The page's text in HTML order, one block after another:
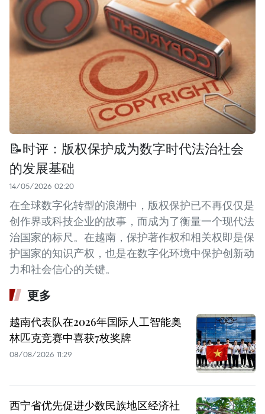
📝时评：版权保护成为数字时代法治社会
的发展基础
14/05/2026 02:20
在全球数字化转型的浪潮中，版权保护已不再仅仅是
创作界或科技企业的故事，而成为了衡量一个现代法
治国家的标尺。在越南，保护著作权和相关权即是保
护国家的知识产权，也是在数字化环境中保护创新动
力和社会信心的关键。
更多
越南代表队在2026年国际人工智能奥
林匹克竞赛中喜获7枚奖牌
08/08/2026 11:29
西宁省优先促进少数民族地区经济社